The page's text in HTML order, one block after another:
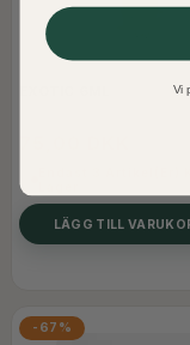
LÄGG TILL
-67%
Vi